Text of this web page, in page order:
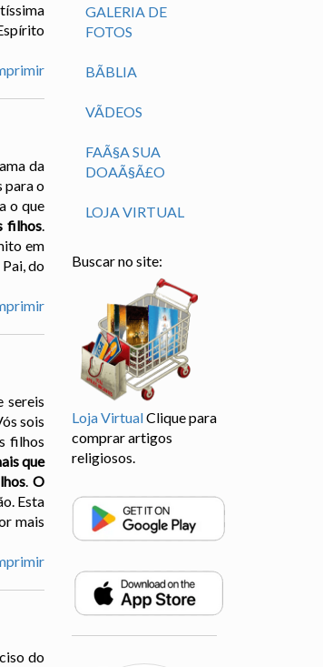
da
para o
o que
filhos.
em
do
sereis
sois
filhos
que
.O
Esta
mais
do
GALERIA DE
FOTOS
BÃ­BLIA
VÃ­DEOS
FAÃ§A SUA
DOAÃ§Ã£O
LOJA VIRTUAL
Buscar no site:
Loja VirtualClique para
comprar artigos
religiosos.